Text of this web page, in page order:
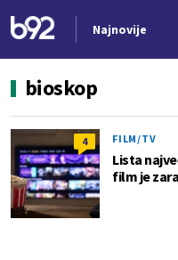
Najnovije
bioskop
4 FILM/TV
Lista
film je